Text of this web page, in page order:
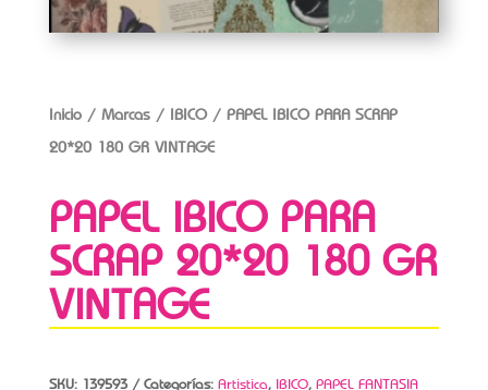
Inicio/ Marcas/ IBICO/ PAPEL IBICO PARA SCRAP
20*20 180 GR VINTAGE
PAPEL IBICO PARA
SCRAP 20*20 180 GR
VINTAGE
SKU: 139593 Categorías: Artistica, IBICO, PAPEL FANTASIA